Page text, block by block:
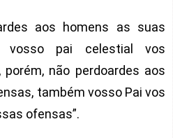
aos homens as suas
vosso pai celestial vos
porém, não perdoardes aos
também vosso Pai vos
ofensas”.